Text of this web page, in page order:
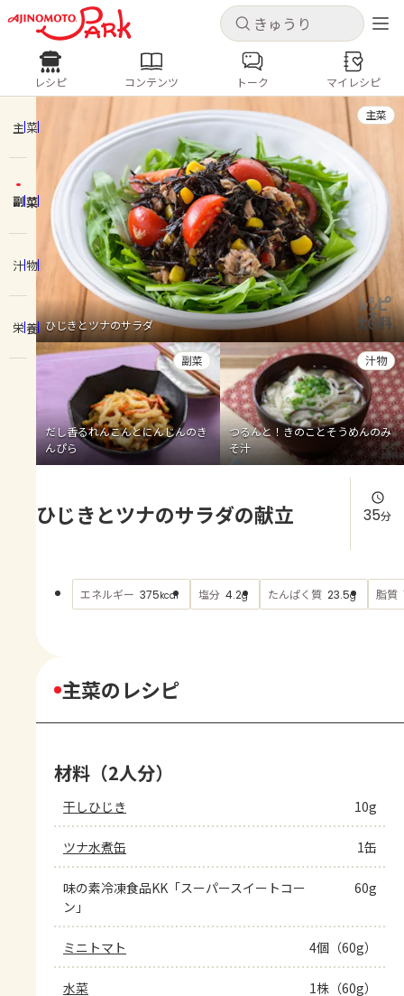
キャンセル
ログインするとレシピを保存できます
ログイン 新規登録
ホーム
コンテンツ
レシピ
トーク
よくあるお問い合わせ
お買い物
AJINOMOTO PARK とは
キャンセル
レシピ コンテンツ
人気の食材・レシピ
きゅうり なす トマト
とうもろこし
ピーマン
みょうが ゴーヤ
レシピ コンテンツ トーク マイレシピ
主菜
副菜
汁物
栄養 ひじきとツナのサラダ
主菜
だし香るれんこんとにんじんのき
んぴら
副菜
つるんと！きのことそうめんのみ
そ汁
汁物
ひじきとツナのサラダの献立 35分
エネルギー 375kcal 塩分 4.2g たんぱく質 23.5g 脂質
主菜のレシピ
材料（2人分）
干しひじき 10g
ツナ水煮缶 1缶
味の素冷凍食品KK「スーパースイートコー
ン」
60g
ミニトマト 4個（60g）
水菜 1株（60g）